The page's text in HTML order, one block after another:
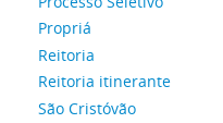
Propriá
Reitoria
Reitoria itinerante
São Cristóvão